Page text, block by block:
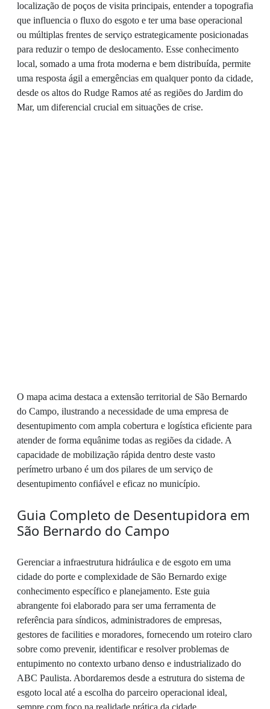
localização de poços de visita principais, entender a topografia
que influencia o fluxo do esgoto e ter uma base operacional
ou múltiplas frentes de serviço estrategicamente posicionadas
para reduzir o tempo de deslocamento. Esse conhecimento
local, somado a uma frota moderna e bem distribuída, permite
uma resposta ágil a emergências em qualquer ponto da cidade,
desde os altos do Rudge Ramos até as regiões do Jardim do
Mar, um diferencial crucial em situações de crise.
O mapa acima destaca a extensão territorial de São Bernardo
do Campo, ilustrando a necessidade de uma empresa de
desentupimento com ampla cobertura e logística eficiente para
atender de forma equânime todas as regiões da cidade. A
capacidade de mobilização rápida dentro deste vasto
perímetro urbano é um dos pilares de um serviço de
desentupimento confiável e eficaz no município.
Guia Completo de Desentupidora em
São Bernardo do Campo
Gerenciar a infraestrutura hidráulica e de esgoto em uma
cidade do porte e complexidade de São Bernardo exige
conhecimento específico e planejamento. Este guia
abrangente foi elaborado para ser uma ferramenta de
referência para síndicos, administradores de empresas,
gestores de facilities e moradores, fornecendo um roteiro claro
sobre como prevenir, identificar e resolver problemas de
entupimento no contexto urbano denso e industrializado do
ABC Paulista. Abordaremos desde a estrutura do sistema de
esgoto local até a escolha do parceiro operacional ideal,
sempre com foco na realidade prática da cidade.